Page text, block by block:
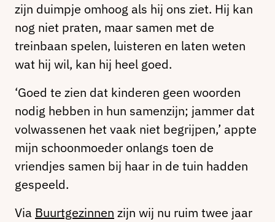
zijn duimpje omhoog als hij ons ziet. Hij kan
nog niet praten, maar samen met de
treinbaan spelen, luisteren en laten weten
wat hij wil, kan hij heel goed.
‘Goed te zien dat kinderen geen woorden
nodig hebben in hun samenzijn; jammer dat
volwassenen het vaak niet begrijpen,’ appte
mijn schoonmoeder onlangs toen de
vriendjes samen bij haar in de tuin hadden
gespeeld.
Via Buurtgezinnen zijn wij nu ruim twee jaar